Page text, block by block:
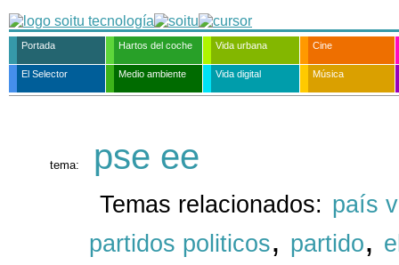
Portada Hartos del coche Vida urbana Cine
El Selector Medio ambiente Vida digital Música
tema: pse ee
Temas relacionados: país
partidos politicos, partido,